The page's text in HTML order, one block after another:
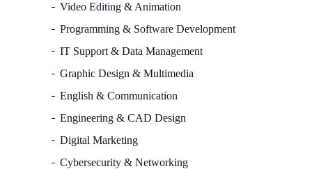
Video Editing & Animation
Programming & Software Development
IT Support & Data Management
Graphic Design & Multimedia
English & Communication
Engineering & CAD Design
Digital Marketing
Cybersecurity & Networking